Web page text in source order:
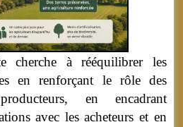
cherche à rééquilibrer les
en renforçant le rôle des
en encadrant
avec les acheteurs et en